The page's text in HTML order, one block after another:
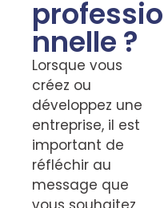
professio
nnelle ?
Lorsque vous
créez ou
développez une
entreprise, il est
important de
réfléchir au
message que